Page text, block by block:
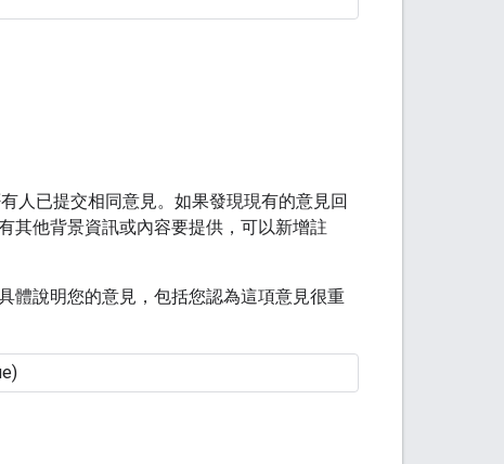
有人已提交相同意見。如果發現現有的意見回
其他背景資訊或內容要提供，可以新增註
體說明您的意見，包括您認為這項意見很重